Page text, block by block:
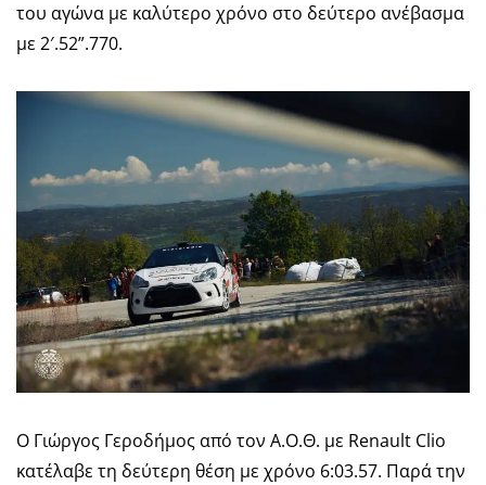
του αγώνα με καλύτερο χρόνο στο δεύτερο ανέβασμα
με 2′.52”.770.
Ο Γιώργος Γεροδήμος από τον Α.Ο.Θ. με Renault Clio
κατέλαβε τη δεύτερη θέση με χρόνο 6:03.57. Παρά την